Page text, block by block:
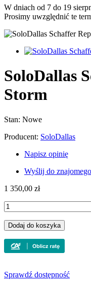
W dniach od 7 do 19
Prosimy uwzględnić te
SoloDallas
Storm
Stan: Nowe
Producent: SoloDallas
Napisz opinię
Wyślij do znajomego
1 350,00 zł
Dodaj do koszyka
Sprawdź dostępność